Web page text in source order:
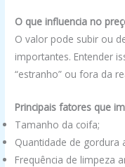
O que influencia no
O valor pode subir ou
importantes. Entender
“estranho” ou fora da
Principais fatores que
Tamanho da coifa;
Quantidade de gordura
Frequência de limpeza